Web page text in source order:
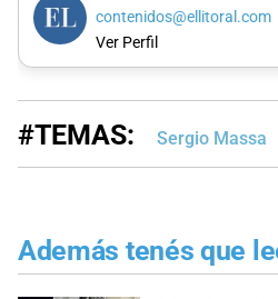
contenidos@ellitoral.com
Ver Perfil
#TEMAS: Sergio Massa
Además tenés que